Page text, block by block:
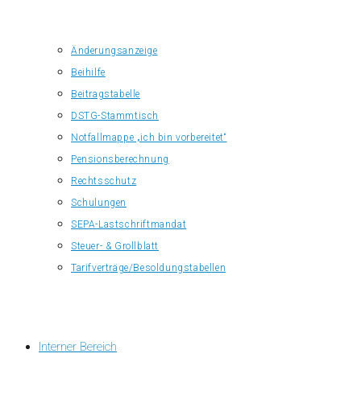
Änderungsanzeige
Beihilfe
Beitragstabelle
DSTG-Stammtisch
Notfallmappe „ich bin vorbereitet“
Pensionsberechnung
Rechtsschutz
Schulungen
SEPA-Lastschriftmandat
Steuer- & Grollblatt
Tarifverträge/Besoldungstabellen
Interner Bereich